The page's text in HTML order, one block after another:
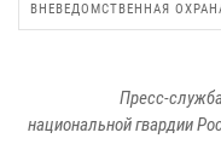
ВНЕВЕДОМСТВЕННАЯ
Пресс-
национальной гвардии